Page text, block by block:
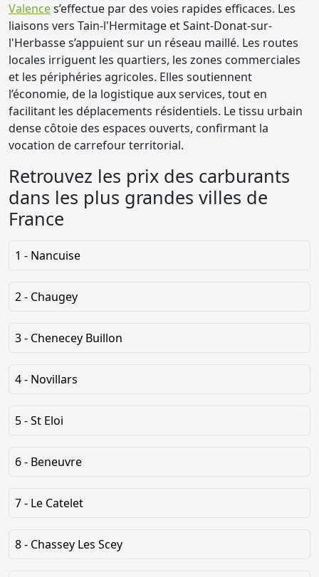
Valences’effectue par des voies rapides efficaces. Les
liaisons vers Tain-l'Hermitage et Saint-Donat-sur-
l'Herbasse s’appuient sur un réseau maillé. Les routes
locales irriguent les quartiers, les zones commerciales
et les périphéries agricoles. Elles soutiennent
l’économie, de la logistique aux services, tout en
facilitant les déplacements résidentiels. Le tissu urbain
dense côtoie des espaces ouverts, confirmant la
vocation de carrefour territorial.
Retrouvez les prix des carburants
dans les plus grandes villes de
France
1 - Nancuise
2 - Chaugey
3 - Chenecey Buillon
4 - Novillars
5 - St Eloi
6 - Beneuvre
7 - Le Catelet
8 - Chassey Les Scey